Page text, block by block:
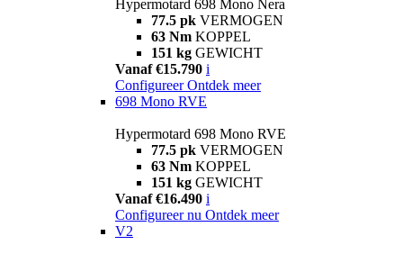
Hypermotard 698 Mono Nera
77.5 pk VERMOGEN
63 Nm KOPPEL
151 kg GEWICHT
Vanaf €15.790 i
Configureer Ontdek meer
698 Mono RVE
Hypermotard 698 Mono RVE
77.5 pk VERMOGEN
63 Nm KOPPEL
151 kg GEWICHT
Vanaf €16.490 i
Configureer nu Ontdek meer
V2